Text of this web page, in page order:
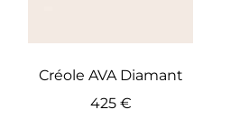
Créole AVA Diamant
425 €